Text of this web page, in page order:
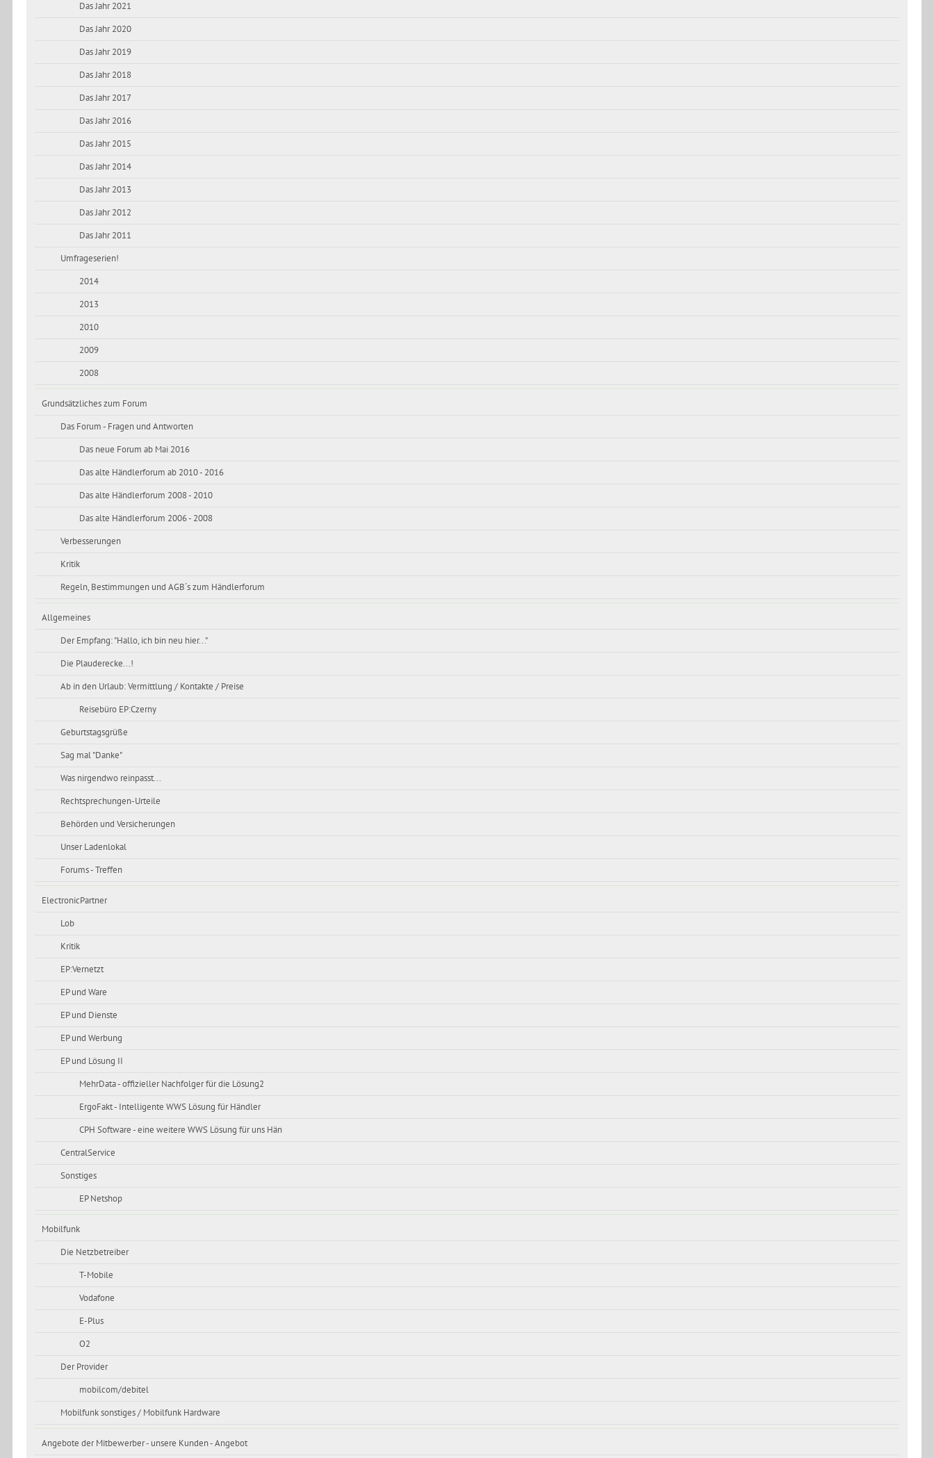
Das Jahr 2021
Das Jahr 2020
Das Jahr 2019
Das Jahr 2018
Das Jahr 2017
Das Jahr 2016
Das Jahr 2015
Das Jahr 2014
Das Jahr 2013
Das Jahr 2012
Das Jahr 2011
Umfrageserien!
2014
2013
2010
2009
2008
Grundsätzliches zum Forum
Das Forum - Fragen und Antworten
Das neue Forum ab Mai 2016
Das alte Händlerforum ab 2010 - 2016
Das alte Händlerforum 2008 - 2010
Das alte Händlerforum 2006 - 2008
Verbesserungen
Kritik
Regeln, Bestimmungen und AGB´s zum Händlerforum
Allgemeines
Der Empfang: "Hallo, ich bin neu hier..."
Die Plauderecke...!
Ab in den Urlaub: Vermittlung / Kontakte / Preise
Reisebüro EP:Czerny
Geburtstagsgrüße
Sag mal "Danke"
Was nirgendwo reinpasst...
Rechtsprechungen-Urteile
Behörden und Versicherungen
Unser Ladenlokal
Forums - Treffen
ElectronicPartner
Lob
Kritik
EP:Vernetzt
EP und Ware
EP und Dienste
EP und Werbung
EP und Lösung II
MehrData - offizieller Nachfolger für die Lösung2
ErgoFakt - Intelligente WWS Lösung für Händler
CPH Software - eine weitere WWS Lösung für uns Hän
CentralService
Sonstiges
EP Netshop
Mobilfunk
Die Netzbetreiber
T-Mobile
Vodafone
E-Plus
O2
Der Provider
mobilcom/debitel
Mobilfunk sonstiges / Mobilfunk Hardware
Angebote der Mitbewerber - unsere Kunden - Angebot